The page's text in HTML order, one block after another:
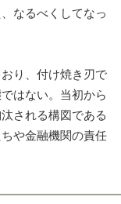
なるべくしてなっ
り、付け焼き刃で
はない。当初から
される構図である
や金融機関の責任